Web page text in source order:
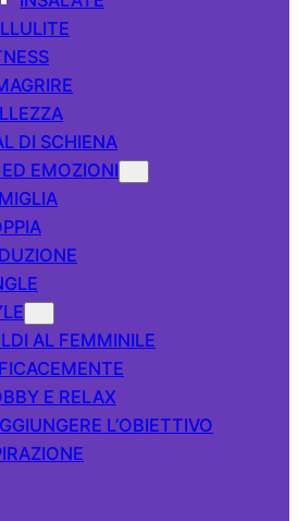
DI SCHIENA
EMOZIONI
AL FEMMINILE
E RELAX
L’OBIETTIVO